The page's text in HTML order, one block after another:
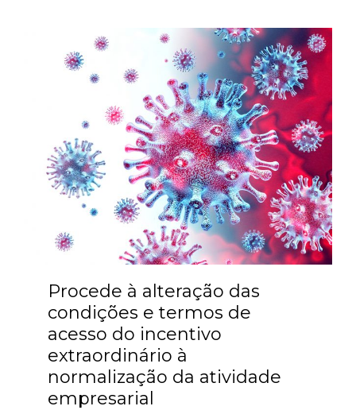
Procede à alteração das
condições e termos de
acesso do incentivo
extraordinário à
normalização da atividade
empresarial